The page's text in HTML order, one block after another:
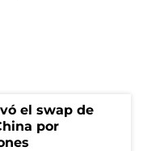
el swap de
por